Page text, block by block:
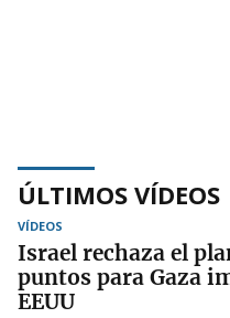
ÚLTIMOS VÍDEOS
VÍDEOS
Israel rechaza el
puntos para Gaza
EEUU